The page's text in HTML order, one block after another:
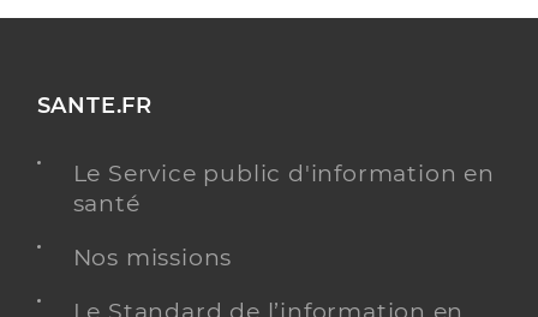
SANTE.FR
Le Service public d'information en
santé
Nos missions